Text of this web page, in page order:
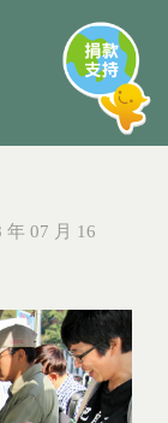
年 07 月 16